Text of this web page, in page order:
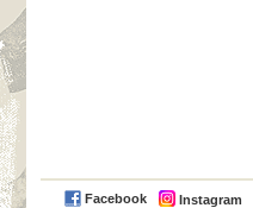
Facebook Instagram